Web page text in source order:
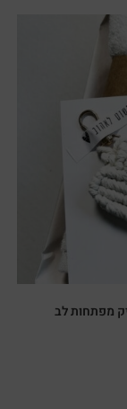
מפתחות לב